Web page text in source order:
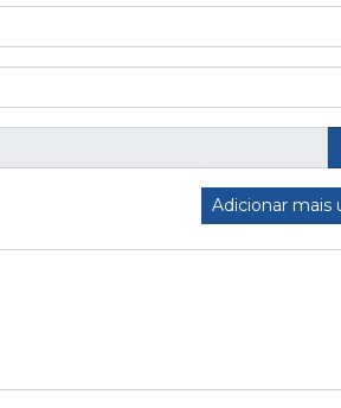
Adicionar